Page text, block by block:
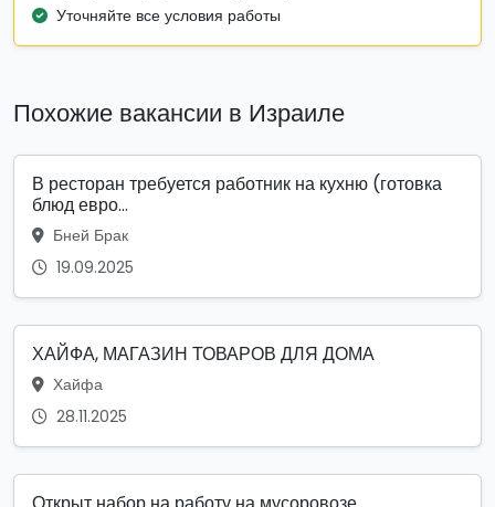
Уточняйте все условия работы
Похожие вакансии в Израиле
В ресторан требуется работник на кухню (готовка
блюд евро...
Бней Брак
19.09.2025
ХАЙФА, МАГАЗИН ТОВАРОВ ДЛЯ ДОМА
Хайфа
28.11.2025